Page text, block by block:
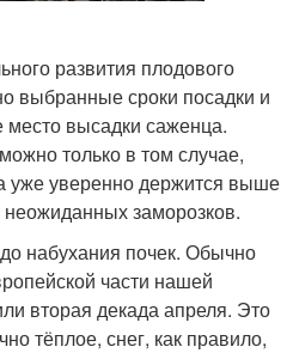
развития плодового
выбранные сроки посадки и
место высадки саженца.
только в том случае,
уже уверенно держится выше
заморозков.
набухания почек. Обычно
части нашей
вторая декада апреля. Это
тёплое, снег, как правило,